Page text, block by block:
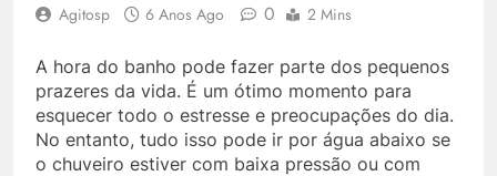
Agitosp 6 Anos Ago 0 2 Mins
A hora do banho pode fazer parte dos pequenos
prazeres da vida. É um ótimo momento para
esquecer todo o estresse e preocupações do dia.
No entanto, tudo isso pode ir por água abaixo se
o chuveiro estiver com baixa pressão ou com